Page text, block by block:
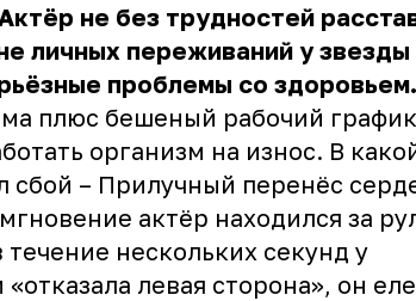
не без трудностей
личных переживаний у звезды
проблемы со здоровьем.
плюс бешеный рабочий график
организм на износ. В
сбой – Прилучный перенёс
актёр находился за
течение нескольких секунд у
левая сторона», он